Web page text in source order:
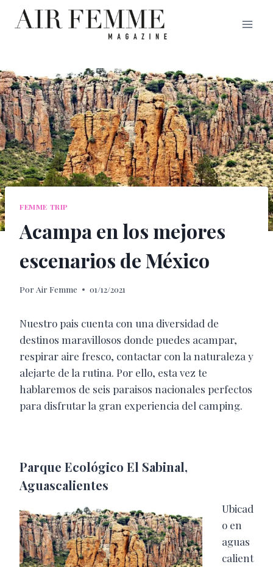
Saltar
FEMME TRIP
Acampa en los mejores
escenarios de México
Por Air Femme 01/12/2021
Nuestro pais cuenta con una diversidad de
destinos maravillosos donde puedes acampar,
respirar aire fresco, contactar con la naturaleza y
alejarte de la rutina. Por ello, esta vez te
hablaremos de seis paraisos nacionales perfectos
para disfrutar la gran experiencia del camping.
Parque Ecológico El Sabinal,
Aguascalientes
Ubicad
o en
aguas
calient